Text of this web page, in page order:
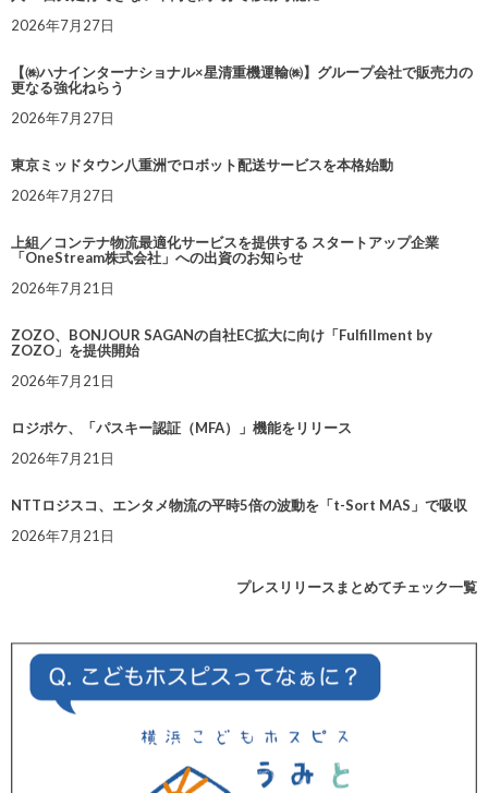
2026年7月27日
【㈱ハナインターナショナル×星清重機運輸㈱】グループ会社で販売力の
更なる強化ねらう
2026年7月27日
東京ミッドタウン八重洲でロボット配送サービスを本格始動
2026年7月27日
上組／コンテナ物流最適化サービスを提供する スタートアップ企業
「OneStream株式会社」への出資のお知らせ
2026年7月21日
ZOZO、BONJOUR SAGANの自社EC拡大に向け「Fulfillment by
ZOZO」を提供開始
2026年7月21日
ロジポケ、「パスキー認証（MFA）」機能をリリース
2026年7月21日
NTTロジスコ、エンタメ物流の平時5倍の波動を「t-Sort MAS」で吸収
2026年7月21日
プレスリリースまとめてチェック一覧